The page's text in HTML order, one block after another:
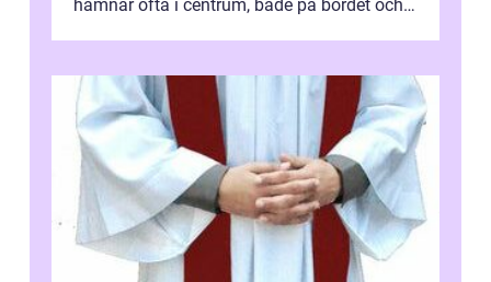
hamnar ofta i centrum, både på bordet och i